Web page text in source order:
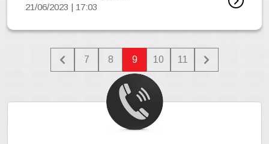
21/06/2023 | 17:03
7 8 9 10 11